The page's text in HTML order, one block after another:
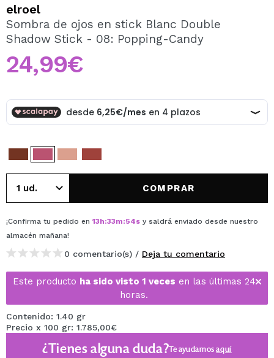
Al crear una cuenta en Maquillalia.com podrás realizar
tus compras rápidamente, revisar el estado de tus
elroel
Sombra de ojos en stick Blanc Double
Shadow Stick - 08: Popping-Candy
24,99€
COMPRAR
¡Confirma tu pedido en 13h:33m:53sy saldrá enviado desde nuestro
almacén mañana!
0 comentario(s) / Deja tu comentario
Este producto ha sido visto 1 veces en las últimas 24
horas.
Contenido: 1.40 gr
Precio x 100 gr: 1.785,00€
¿Tienes alguna duda?Te ayudamosaquí